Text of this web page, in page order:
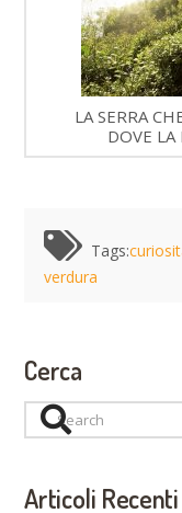
LA SERRA
DOVE LA
Tags:
verdura
Cerca
Search
Articoli Recenti